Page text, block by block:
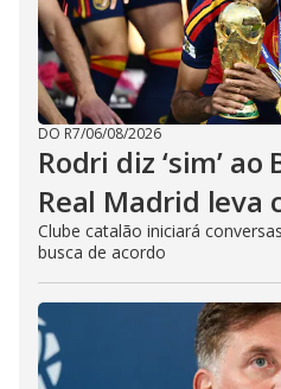
DO R7/06/08/2026
Rodri diz ‘sim’
Real Madrid leva
Clube catalão iniciará
busca de acordo